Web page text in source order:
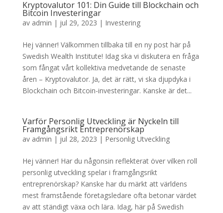
Kryptovalutor 101: Din Guide till Blockchain och
Bitcoin Investeringar
av admin | jul 29, 2023 | Investering
Hej vänner! Välkommen tillbaka till en ny post här på
Swedish Wealth Institute! Idag ska vi diskutera en fråga
som fångat vårt kollektiva medvetande de senaste
åren – Kryptovalutor. Ja, det är rätt, vi ska djupdyka i
Blockchain och Bitcoin-investeringar. Kanske är det...
Varför Personlig Utveckling är Nyckeln till
Framgångsrikt Entreprenörskap
av admin | jul 28, 2023 | Personlig Utveckling
Hej vänner! Har du någonsin reflekterat över vilken roll
personlig utveckling spelar i framgångsrikt
entreprenörskap? Kanske har du märkt att världens
mest framstående företagsledare ofta betonar värdet
av att ständigt växa och lära. Idag, här på Swedish